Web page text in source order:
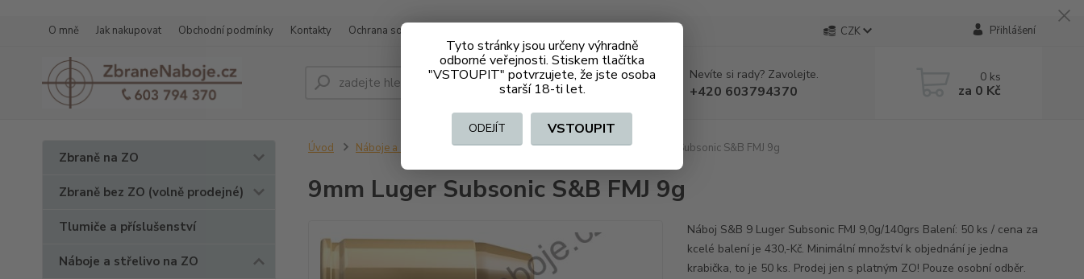
Tyto stránky jsou určeny výhradně
odborné veřejnosti. Stiskem tlačítka
"VSTOUPIT" potvrzujete, že jste osoba
starší 18-ti let.
ODEJÍT VSTOUPIT
O mně Jak nakupovat Obchodní podmínky Kontakty Ochrana soukromí CZK Přihlášení
Hledat Nevíte si rady? Zavolejte.
+420 603794370
0 ks
za 0 Kč
Zbraně na ZO
Zbraně bez ZO (volně prodejné)
Tlumiče a příslušenství
Náboje a střelivo na ZO
Úvod Náboje a střelivo na ZO Pistolové, revolverové 9mm Luger Subsonic S&B FMJ 9g
9mm Luger Subsonic S&B FMJ 9g
Náboj S&B 9 Luger Subsonic FMJ 9,0g/140grs Balení: 50 ks / cena za
kcelé balení je 430,-Kč. Minimální množství k objednání je jedna
krabička, to je 50 ks. Prodej jen s platným ZO! Pouze osobní odběr.